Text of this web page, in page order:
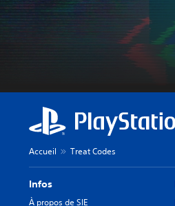
Accueil Treat Codes
Infos
À propos de SIE